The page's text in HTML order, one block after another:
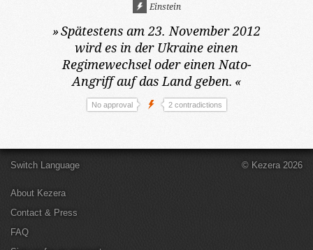
Einstein
»Spätestens am 23. November 2012
wird es in der Ukraine einen
Regimewechsel oder einen Nato-
Angriff auf das Land geben. «
No approval 2 contradictions
Switch Language
About Kezera
Contact & Press
FAQ
© Kezera 2026